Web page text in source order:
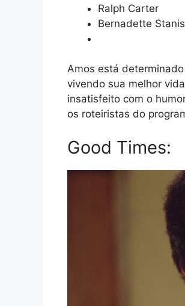
Ralph Carter
Bernadette Stanis
Amos está
vivendo sua melhor
insatisfeito com o
os roteiristas do
Good Times: